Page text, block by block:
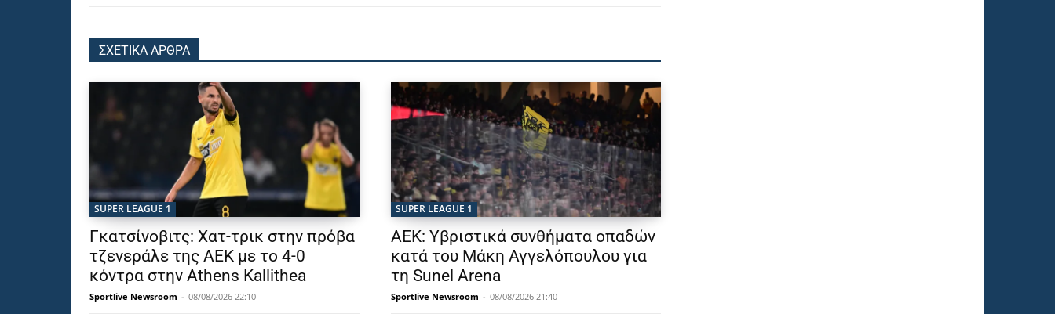
ΣΧΕΤΙΚΑ ΑΡΘΡΑ
SUPER LEAGUE 1
Γκατσίνοβιτς: Χατ-τρικ στην πρόβα
τζενεράλε της ΑΕΚ με το 4-0
κόντρα στην Athens Kallithea
Sportlive Newsroom - 08/08/2026 22:10
SUPER LEAGUE 1
ΑΕΚ: Υβριστικά συνθήματα οπαδών
κατά του Μάκη Αγγελόπουλου για
τη Sunel Arena
Sportlive Newsroom - 08/08/2026 21:40